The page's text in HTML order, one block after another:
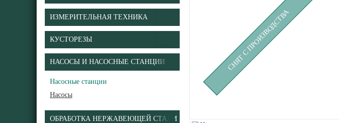
ИЗМЕРИТЕЛЬНАЯ ТЕХНИКА
КУСТОРЕЗЫ
НАСОСЫ И НАСОСНЫЕ СТАНЦИИ
Насосные станции
Насосы
ОБРАБОТКА НЕРЖАВЕЮЩЕЙ СТАЛИ
СНЯТ С ПРОИЗВОДСТВА